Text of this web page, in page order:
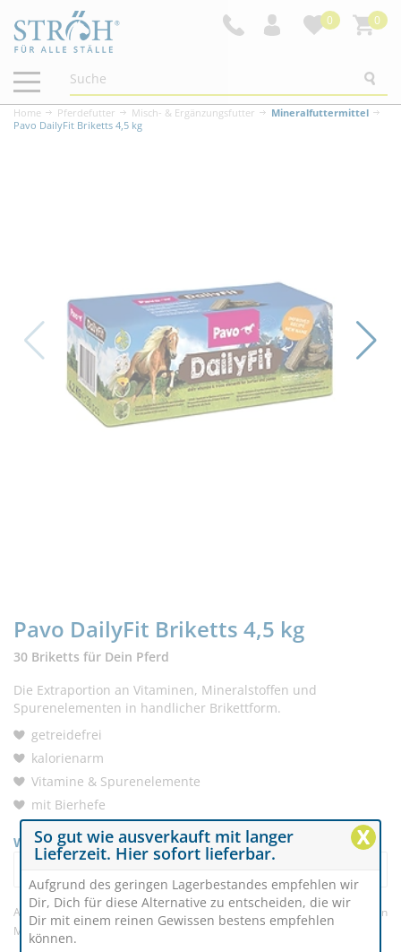
0 0
Navigation
ein-/ausblenden
Home Pferdefutter Misch- & Ergänzungsfutter
Mineralfuttermittel
Pavo DailyFit Briketts 4,5 kg
Pavo DailyFit Briketts 4,5 kg
30 Briketts für Dein Pferd
Die Extraportion an Vitaminen, Mineralstoffen und
Spurenelementen in handlicher Brikettform.
getreidefrei
kalorienarm
Vitamine & Spurenelemente
mit Bierhefe
Wunschvariante auswählen
Artikelnr. 173903 (0) |Bewertung schreiben
Marke:
X
So gut wie ausverkauft mit langer
Lieferzeit. Hier sofort lieferbar.
Aufgrund des geringen Lagerbestandes empfehlen wir
Dir, Dich für diese Alternative zu entscheiden, die wir
Dir mit einem reinen Gewissen bestens empfehlen
können.